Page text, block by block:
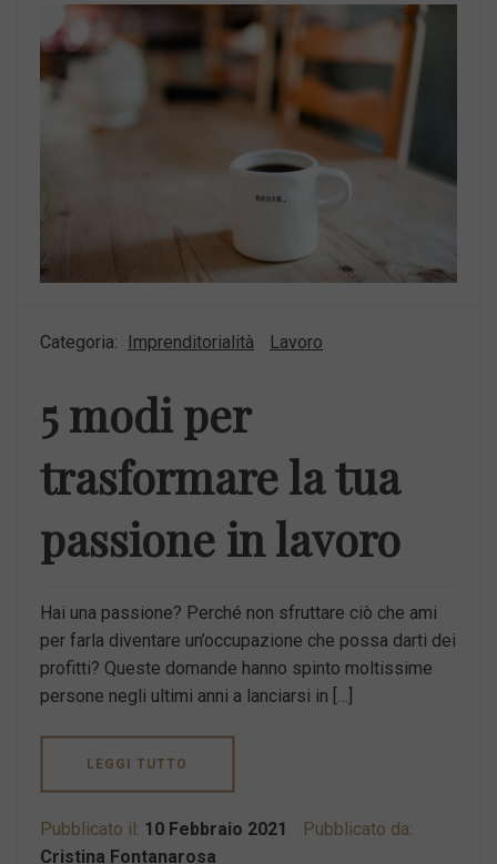
Categoria: Imprenditorialità Lavoro
5 modi per
trasformare la tua
passione in lavoro
Hai una passione? Perché non sfruttare ciò che ami
per farla diventare un’occupazione che possa darti dei
profitti? Queste domande hanno spinto moltissime
persone negli ultimi anni a lanciarsi in […]
LEGGI TUTTO
Pubblicato il: 10 Febbraio 2021
Pubblicato da:
Cristina Fontanarosa